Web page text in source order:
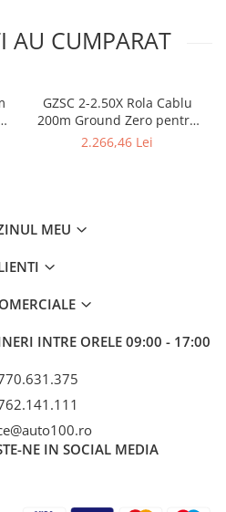
AU CUMPARAT
GZSC 2-2.50X Rola Cablu
200m Ground Zero pentru
difuzoare, 2x2,5 mm²
2.266,46 Lei
MEU
INTRE ORELE 09:00 - 17:00
NE IN SOCIAL MEDIA